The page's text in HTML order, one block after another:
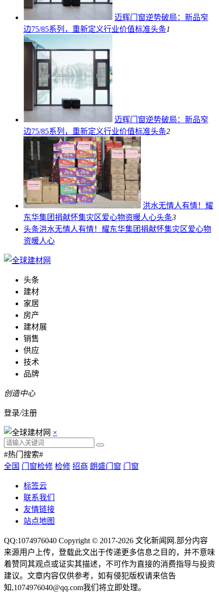
迈辉门窗逆势破局：新品窄
边75/85系列，重新定义行业价值标准头条1
迈辉门窗逆势破局：新品窄
边75/85系列，重新定义行业价值标准头条2
洪水无情人有情！耀
东华集团捐献怀集灾区爱心物资暖人心头条3
头条洪水无情人有情！耀东华集团捐献怀集灾区爱心物
资暖人心
头条
建材
家居
房产
建材展
销售
供应
技术
品牌
创造中心
登录/注册
×
#热门搜索#
全国 门窗检修 检修 招商 朗盛门窗 门窗
标签云
联系我们
友情链接
站点地图
QQ:1074976040 Copyright © 2017-2026 文化新闻网 .部分内容
来源用户上传，登载此文出于传递更多信息之目的，并不意味
着赞同其观点或证实其描述，不可作为直接的消费指导与投资
建议。文章内容仅供参考，如有侵犯版权请来信告
知,1074976040@qq.com我们将立即处理。